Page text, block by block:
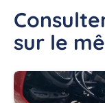
sur le